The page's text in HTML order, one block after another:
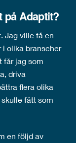
påAdaptit?
Jag ville få en
i olika branscher
får jag som
driva
flera olika
fått som
en följd av